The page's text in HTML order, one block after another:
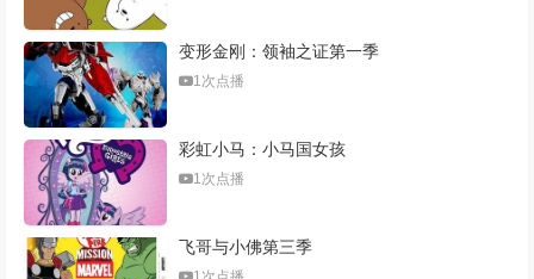
变形金刚：领袖之证第一季
1次点播
彩虹小马：小马国女孩
1次点播
飞哥与小佛第三季